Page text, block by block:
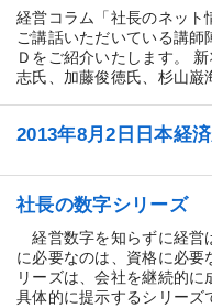
経営コラム「社長のネット
ご講話いただいている講師
Ｄをご紹介いたします。
志氏、加藤俊徳氏、杉山巌
2013年8月2日日本経
社長の数字シリーズ
経営数字を知らずに経営
に必要なのは、資格に必要
リーズは、会社を継続的
具体的に提示するシリーズ